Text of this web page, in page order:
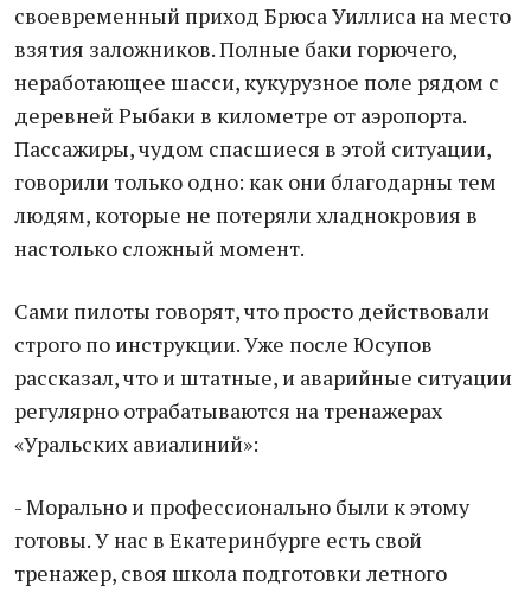
своевременный приход Брюса Уиллиса на место
взятия заложников. Полные баки горючего,
неработающее шасси, кукурузное поле рядом с
деревней Рыбаки в километре от аэропорта.
Пассажиры, чудом спасшиеся в этой ситуации,
говорили только одно: как они благодарны тем
людям, которые не потеряли хладнокровия в
настолько сложный момент.
Сами пилоты говорят, что просто действовали
строго по инструкции. Уже после Юсупов
рассказал, что и штатные, и аварийные ситуации
регулярно отрабатываются на тренажерах
«Уральских авиалиний»:
- Морально и профессионально были к этому
готовы. У нас в Екатеринбурге есть свой
тренажер, своя школа подготовки летного